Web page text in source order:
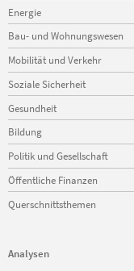
Energie
Bau- und Wohnungswesen
Mobilität und Verkehr
Soziale Sicherheit
Gesundheit
Bildung
Politik und Gesellschaft
Öffentliche Finanzen
Querschnittsthemen
Analysen